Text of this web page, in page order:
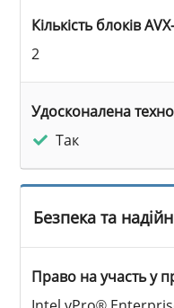
Кількість блоків
2
Удосконалена
Так
Безпека та
Право на участь у